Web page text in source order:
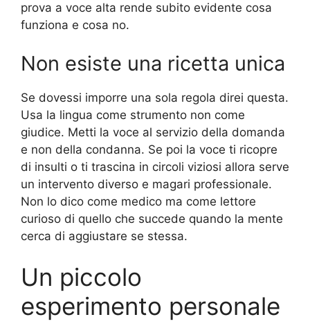
prova a voce alta rende subito evidente cosa
funziona e cosa no.
Non esiste una ricetta unica
Se dovessi imporre una sola regola direi questa.
Usa la lingua come strumento non come
giudice. Metti la voce al servizio della domanda
e non della condanna. Se poi la voce ti ricopre
di insulti o ti trascina in circoli viziosi allora serve
un intervento diverso e magari professionale.
Non lo dico come medico ma come lettore
curioso di quello che succede quando la mente
cerca di aggiustare se stessa.
Un piccolo
esperimento personale